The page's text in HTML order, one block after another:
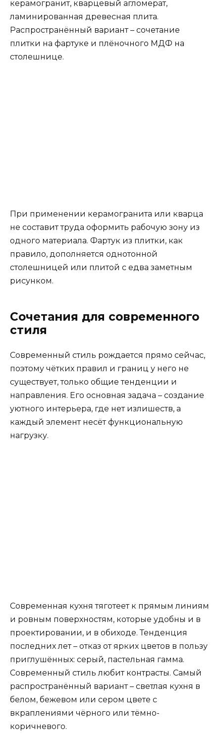
керамогранит, кварцевый агломерат,
ламинированная древесная плита.
Распространённый вариант – сочетание
плитки на фартуке и плёночного МДФ на
столешнице.
При применении керамогранита или кварца
не составит труда оформить рабочую зону из
одного материала. Фартук из плитки, как
правило, дополняется однотонной
столешницей или плитой с едва заметным
рисунком.
Сочетания для современного
стиля
Современный стиль рождается прямо сейчас,
поэтому чётких правил и границ у него не
существует, только общие тенденции и
направления. Его основная задача – создание
уютного интерьера, где нет излишеств, а
каждый элемент несёт функциональную
нагрузку.
Современная кухня тяготеет к прямым линиям
и ровным поверхностям, которые удобны и в
проектировании, и в обиходе. Тенденция
последних лет – отказ от ярких цветов в пользу
приглушённых: серый, пастельная гамма.
Современный стиль любит контрасты. Самый
распространённый вариант – светлая кухня в
белом, бежевом или сером цвете с
вкраплениями чёрного или тёмно-
коричневого.